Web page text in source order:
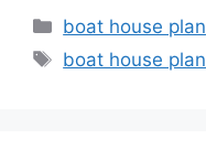
Kategorie
boat house plan
Tagi
boat house plan